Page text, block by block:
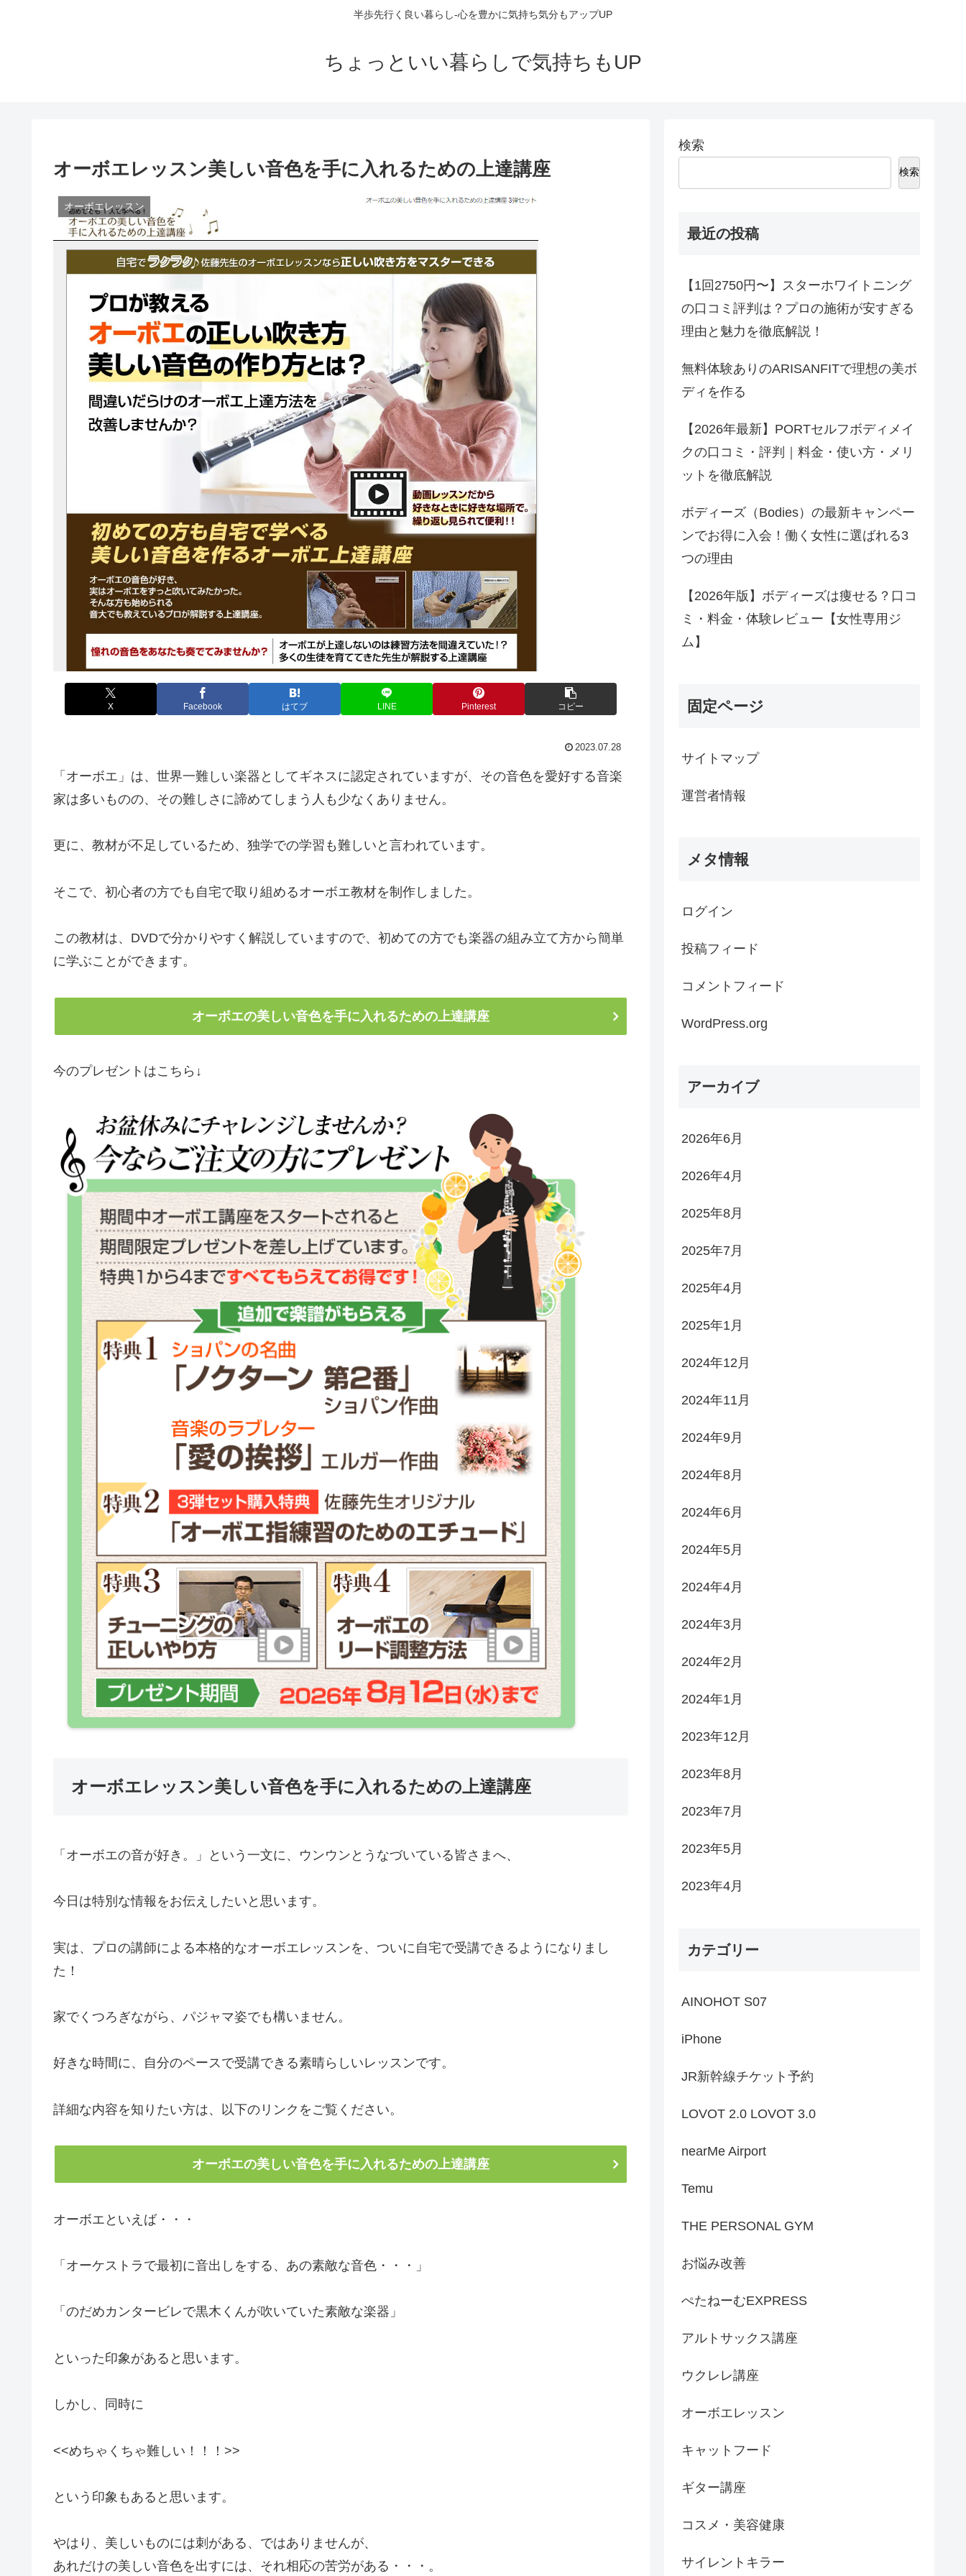
半歩先行く良い暮らし-心を豊かに気持ち気分もアップUP
ちょっといい暮らしで気持ちもUP
オーボエレッスン美しい音色を手に入れるための上達講座
オーボエレッスン
X Facebook はてブ LINE Pinterest コピー
2023.07.28
「オーボエ」は、世界一難しい楽器としてギネスに認定されていますが、その音色を愛好する音楽
家は多いものの、その難しさに諦めてしまう人も少なくありません。
更に、教材が不足しているため、独学での学習も難しいと言われています。
そこで、初心者の方でも自宅で取り組めるオーボエ教材を制作しました。
この教材は、DVDで分かりやすく解説していますので、初めての方でも楽器の組み立て方から簡単
に学ぶことができます。
オーボエの美しい音色を手に入れるための上達講座
今のプレゼントはこちら↓
オーボエレッスン美しい音色を手に入れるための上達講座
「オーボエの音が好き。」という一文に、ウンウンとうなづいている皆さまへ、
今日は特別な情報をお伝えしたいと思います。
実は、プロの講師による本格的なオーボエレッスンを、ついに自宅で受講できるようになりまし
た！
家でくつろぎながら、パジャマ姿でも構いません。
好きな時間に、自分のペースで受講できる素晴らしいレッスンです。
詳細な内容を知りたい方は、以下のリンクをご覧ください。
オーボエの美しい音色を手に入れるための上達講座
オーボエといえば・・・
「オーケストラで最初に音出しをする、あの素敵な音色・・・」
「のだめカンタービレで黒木くんが吹いていた素敵な楽器」
といった印象があると思います。
しかし、同時に
<<めちゃくちゃ難しい！！！>>
という印象もあると思います。
やはり、美しいものには刺がある、ではありませんが、
あれだけの美しい音色を出すには、それ相応の苦労がある・・・。
検索
検索
最近の投稿
【1回2750円〜】スターホワイトニング
の口コミ評判は？プロの施術が安すぎる
理由と魅力を徹底解説！
無料体験ありのARISANFITで理想の美ボ
ディを作る
【2026年最新】PORTセルフボディメイ
クの口コミ・評判｜料金・使い方・メリ
ットを徹底解説
ボディーズ（Bodies）の最新キャンペー
ンでお得に入会！働く女性に選ばれる3
つの理由
【2026年版】ボディーズは痩せる？口コ
ミ・料金・体験レビュー【女性専用ジ
ム】
固定ページ
サイトマップ
運営者情報
メタ情報
ログイン
投稿フィード
コメントフィード
WordPress.org
アーカイブ
2026年6月
2026年4月
2025年8月
2025年7月
2025年4月
2025年1月
2024年12月
2024年11月
2024年9月
2024年8月
2024年6月
2024年5月
2024年4月
2024年3月
2024年2月
2024年1月
2023年12月
2023年8月
2023年7月
2023年5月
2023年4月
カテゴリー
AINOHOT S07
iPhone
JR新幹線チケット予約
LOVOT 2.0 LOVOT 3.0
nearMe Airport
Temu
THE PERSONAL GYM
お悩み改善
ぺたねーむEXPRESS
アルトサックス講座
ウクレレ講座
オーボエレッスン
キャットフード
ギター講座
コスメ・美容健康
サイレントキラー